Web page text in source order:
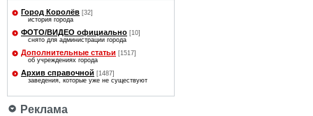
Город Королёв [32]
история города
ФОТО/ВИДЕО официально [10]
снято для администрации города
Дополнительные статьи [1517]
об учреждениях города
Архив справочной [1487]
заведения, которые уже не существуют
Реклама